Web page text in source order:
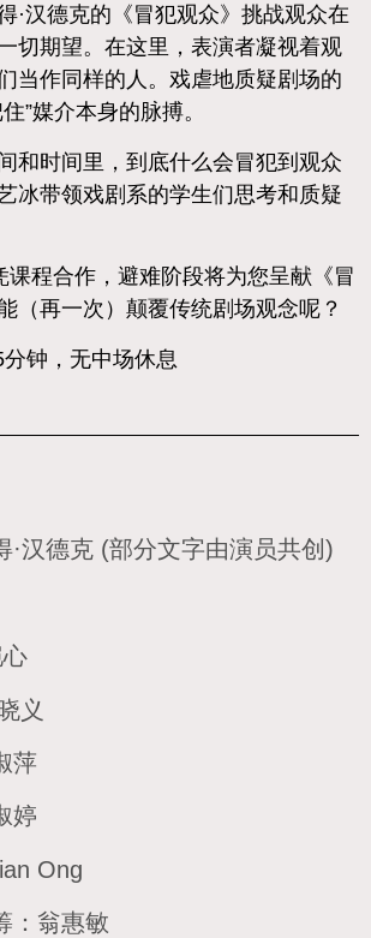
·汉德克的《冒犯观众》挑战观众在
切期望。在这里，表演者凝视着观
当作同样的人。戏虐地质疑剧场的
”媒介本身的脉搏。
和时间里，到底什么会冒犯到观众
冰带领戏剧系的学生们思考和质疑
课程合作，避难阶段将为您呈献《冒
（再一次）颠覆传统剧场观念呢？
钟，无中场休息
·汉德克 (部分文字由演员共创)
义
萍
婷
Ong
：翁惠敏